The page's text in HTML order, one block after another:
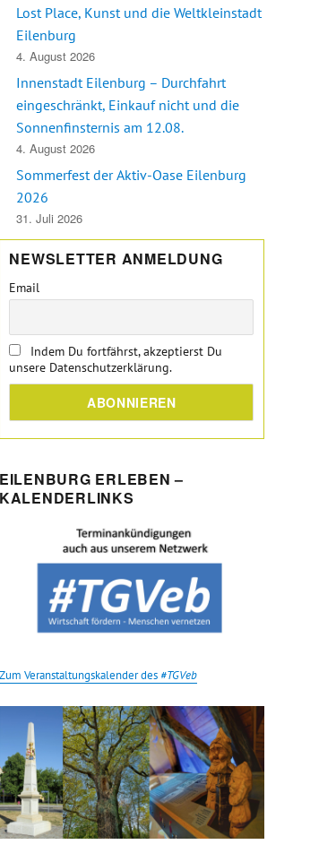
Wohlfühl Café mit Aktion zum Tag des
Lost Place, Kunst und die Weltkleinstadt
Eilenburg
4. August 2026
Innenstadt Eilenburg – Durchfahrt
eingeschränkt, Einkauf nicht und die
Sonnenfinsternis am 12.08.
4. August 2026
Sommerfest der Aktiv-Oase Eilenburg
2026
31. Juli 2026
NEWSLETTER ANMELDUNG
Email
Indem Du fortfährst, akzeptierst Du
unsere Datenschutzerklärung.
EILENBURG ERLEBEN –
KALENDERLINKS
Zum Veranstaltungskalender des #TGVeb